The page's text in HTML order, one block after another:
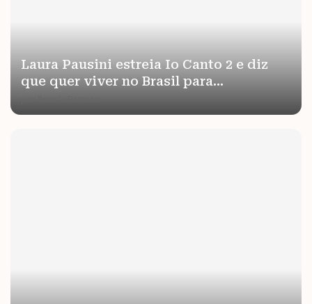
Laura Pausini estreia Io Canto 2 e diz
que quer viver no Brasil para...